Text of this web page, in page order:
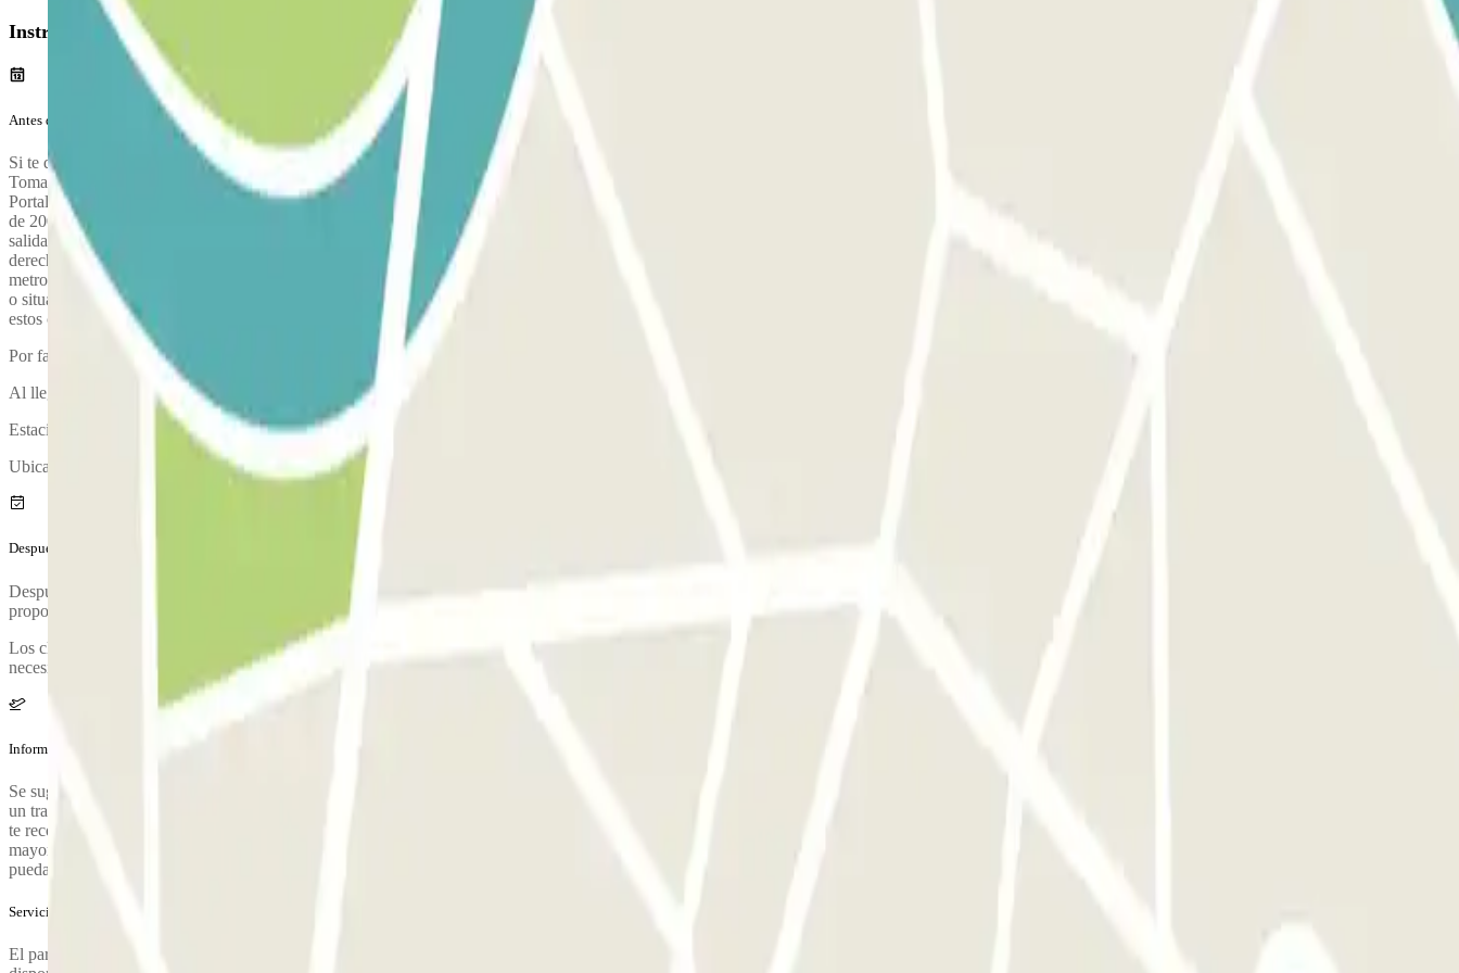
Instrucciones
Antes de tu viaje
Si te diriges al Aeropuerto de Málaga desde Marbella (ruta sur) conduce por AP-7 y Mantente a la izquierda en la bifurcación para continuar por E-15/A-7, sigue las señales de Almería/A-357/Málaga Oeste.
Toma la salida 230 hacia Alhaurín de la Torre/Churriana/A-404. En la primera rotonda, toma la segunda salida y en la segunda rotonda, toma la primera salida en dirección A-7052. Gira a la derecha hacia Av.
Portales del Peñón y después gire una vez más a la derecha hacia Av. Portales del Peñón. Continúa por Av. Málaga unos 2 km. Gira a la izquierda hacia Camino Puente del Rey. El parking lo encontraras después
de 200 metros. Si te diriges al Aeropuerto de Málaga desde el norte , toma la MA-20 hacia la N-348. Toma la salida 5A en dirección Torremolinos/Aeropuerto. Continúa por Av. de Velázquez/MA-21 y toma la
salida 2 para incorporarte a N-348 en dirección Aeropuerto/San Julián. Después toma la segunda salida en la primera rotonda, y en la segunda coge la segunda salida en dirección Carril de San Isidro. Gira a la
derecha y después de 150 metros una vez más en la primera bocacalle. Continua 1,2 km hasta la rotonda y toma la segunda salida en dirección Camino Puente del Rey. Encontraras el parking después de 300
metros. Entrega de llaves: No es necesario dejar las llaves del vehículo; el cliente puede conservarlas. Sin embargo, en ocasiones puntuales, como retrasos en la recogida de vehículos debido a vuelos demorados
o situaciones de alta ocupación, se podría solicitar al cliente que deje las llaves del vehículo, con el único fin de facilitar la reorganización del aparcamiento. Agradeciendo su comprensión y su colaboración en
estos casos excepcionales.
Por favor llega al parking con tiempo suficiente. Ten en cuenta que el proceso de check-in desde que aparcas, se comprueba tu reserva y coges el autobús al aeropuerto, dura aproximadamente 5 minutos
Al llegar, se realizará una inspección de tu vehículo.
Estaciona tu vehículo y acércate a la oficina de atención al cliente para validar tu reserva.
Ubicación de la cabina de atención al cliente: en la entrada del parking, a la derecha.
Después de tu viaje
Después de recoger tus maletas, llama al parking para solicitar la recogida. Durante la llamada, una persona te confirmará el punto de encuentro en la terminal del aeropuerto. El número de teléfono del parking se
proporcionará una vez hecha la reserva.
Los clientes deben llamar al número indicado en el correo de confirmación para ser recogidos en el área de llegadas del aeropuerto y ser llevados de vuelta al parking. Los traslados se realizan según las
necesidades del cliente, reduciendo las esperas.
Información adicional
Se sugiere llegar al parking con tiempo suficiente antes de la salida del vuelo para evitar el riesgo de perder el avión. El parking no se hace responsable en su caso si el cliente llega justo de tiempo. Para asegurar
un traslado rápido y evitar esperas, especialmente en épocas de alta demanda, se sugiere limitar el número de personas en el traslado. En caso de que el número de acompañantes al vehículo supere las 4 personas,
te recomendamos dejarlos en el aeropuerto y que el conductor venga solo o acompañado únicamente por el copiloto al parking. Damos prioridad a clientes con discapacidad, mujeres embarazadas, personas
mayores de 65 años y familias con niños menores de 2 años. Es necesario solicitar la silla para bebés. Servicios adicionales: • Asistencia para recargar la batería en caso de descarga, asegurando que su vehículo
pueda arrancar sin contratiempos. • Ayuda para inflar las ruedas en caso de desinflado, garantizando la seguridad y el rendimiento óptimo de su vehículo
Servicios extra (no incluidos en el precio)
El parking acepta vehículos con dimensiones de hasta 5 metros de largo y 2 metros de altura. Se aplicará un cargo adicional del 50% para vehículos que excedan estas dimensiones. Se recomienda verificar la